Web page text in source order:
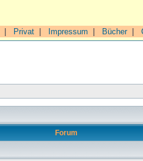
Privat Impressum Bücher|
Forum